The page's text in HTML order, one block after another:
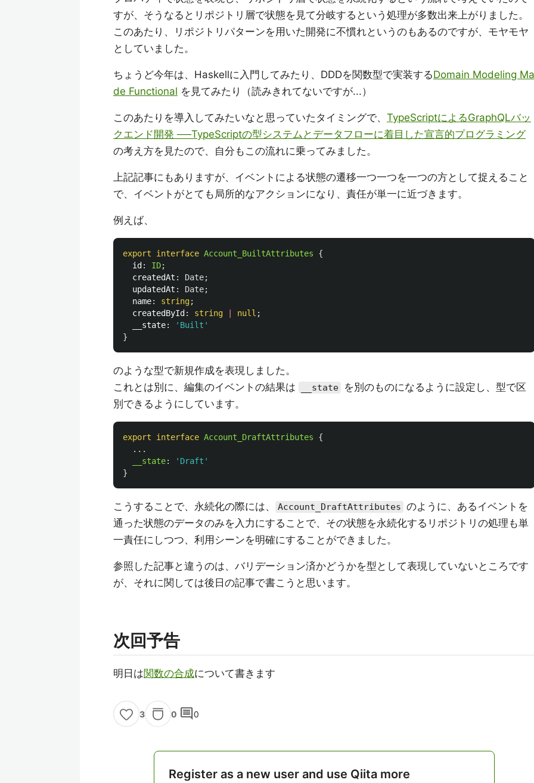
すが、そうなるとリポジトリ層で状態を見て分岐するという処理が多数出来上がりました。
このあたり、リポジトリパターンを用いた開発に不慣れというのもあるのですが、モヤモヤ
としていました。
ちょうど今年は、Haskellに入門してみたり、DDDを関数型で実装するDomain Modeling Ma
de Functional を見てみたり（読みきれてないですが...）
このあたりを導入してみたいなと思っていたタイミングで、 TypeScriptによるGraphQLバッ
クエンド開発 ──TypeScriptの型システムとデータフローに着目した宣言的プログラミング
の考え方を見たので、自分もこの流れに乗ってみました。
上記記事にもありますが、イベントによる状態の遷移一つ一つを一つの方として捉えること
で、イベントがとても局所的なアクションになり、責任が単一に近づきます。
例えば、
export interface Account_BuiltAttributes
{
id : ID;
createdAt : Date;
updatedAt : Date;
name: string;
createdById : string null ;
__state: ' Built '
}
のような型で新規作成を表現しました。
これとは別に、編集のイベントの結果は
__state
を別のものになるように設定し、型で区
別できるようにしています。
export interface Account_DraftAttributes
{
...
__state: ' Draft '
}
こうすることで、永続化の際には、 Account_DraftAttributes のように、あるイベントを
通った状態のデータのみを入力にすることで、その状態を永続化するリポジトリの処理も単
一責任にしつつ、利用シーンを明確にすることができました。
参照した記事と違うのは、バリデーション済かどうかを型として表現していないところです
が、それに関しては後日の記事で書こうと思います。
次回予告
明日は関数の合成について書きます
3 0 comment0
Register as a new user and use Qiita more